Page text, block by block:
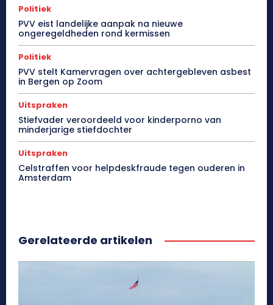
Politiek
PVV eist landelijke aanpak na nieuwe
ongeregeldheden rond kermissen
Politiek
PVV stelt Kamervragen over achtergebleven asbest
in Bergen op Zoom
Uitspraken
Stiefvader veroordeeld voor kinderporno van
minderjarige stiefdochter
Uitspraken
Celstraffen voor helpdeskfraude tegen ouderen in
Amsterdam
Gerelateerde artikelen